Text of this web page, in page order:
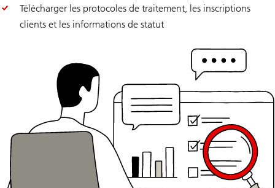
Télécharger les protocoles de traitement, les inscriptions
clients et les informations de statut